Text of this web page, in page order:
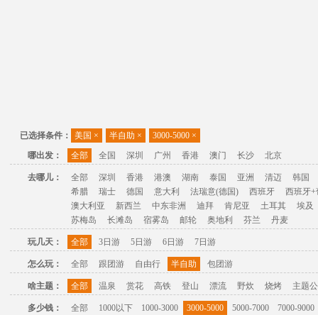
已选择条件： 美国 × 半自助 × 3000-5000 ×
哪出发：
全部 全国 深圳 广州 香港 澳门 长沙 北京
去哪儿： 全部 深圳 香港 港澳 湖南 泰国 亚洲 清迈
韩国
希腊
瑞士 德国 意大利 法瑞意(德国) 西班牙
西班牙+
澳大利亚
新西兰 中东非洲 迪拜 肯尼亚 土耳其
埃及
苏梅岛
长滩岛 宿雾岛 邮轮 奥地利 芬兰 丹麦
玩几天： 全部 3日游 5日游 6日游 7日游
怎么玩： 全部 跟团游 自由行 半自助 包团游
啥主题： 全部 温泉 赏花 高铁 登山 漂流 野炊 烧烤 主题
多少钱： 全部 1000以下 1000-3000 3000-5000 5000-7000
7000-9000